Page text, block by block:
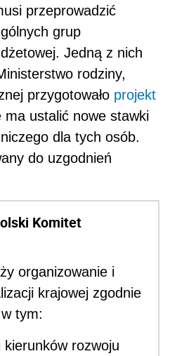
przeprowadzić
grup
Jedną z nich
rodziny,
przygotowało projekt
ustalić nowe stawki
dla tych osób.
do uzgodnień
Komitet
organizowanie i
krajowej zgodnie
tym:
rozwoju